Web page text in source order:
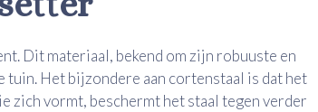
Dit materiaal, bekend om zijn robuuste en
Het bijzondere aan cortenstaal is dat het
zich vormt, beschermt het staal tegen verder